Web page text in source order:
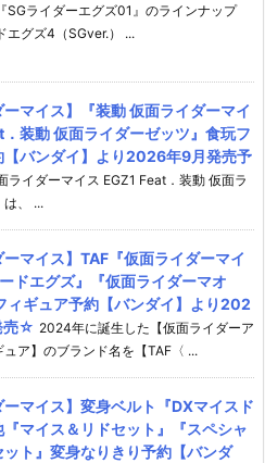
『SGライダーエグズ01』のラインナップ
エグズ4（SGver.） ...
ーマイス】『装動 仮面ライダーマイ
．装動 仮面ライダーゼッツ』食玩フ
【バンダイ】より2026年9月発売予
ライダーマイス EGZ1 Feat．装動 仮面ラ
、 ...
ーマイス】TAF『仮面ライダーマイ
ドエグズ』『仮面ライダーマオ
ィギュア予約【バンダイ】より202
売☆ 2024年に誕生した【仮面ライダーア
ア】のブランド名を【TAF〈 ...
ーマイス】変身ベルト『DXマイスド
マイス＆リドセット』『スペシャ
ット』変身なりきり予約【バンダ